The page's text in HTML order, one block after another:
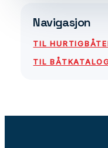
Navigasjon
TIL
TIL